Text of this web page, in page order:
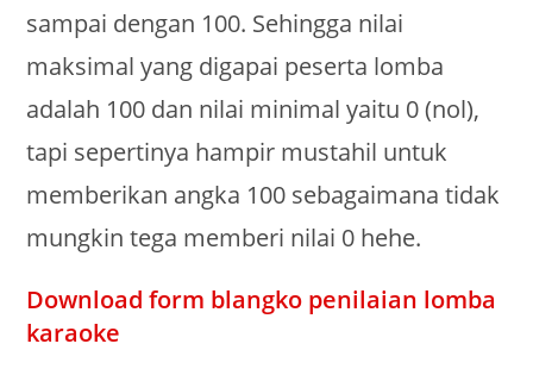
sampai dengan 100. Sehingga nilai
maksimal yang digapai peserta lomba
adalah 100 dan nilai minimal yaitu 0 (nol),
tapi sepertinya hampir mustahil untuk
memberikan angka 100 sebagaimana tidak
mungkin tega memberi nilai 0 hehe.
Download form blangko penilaian lomba
karaoke